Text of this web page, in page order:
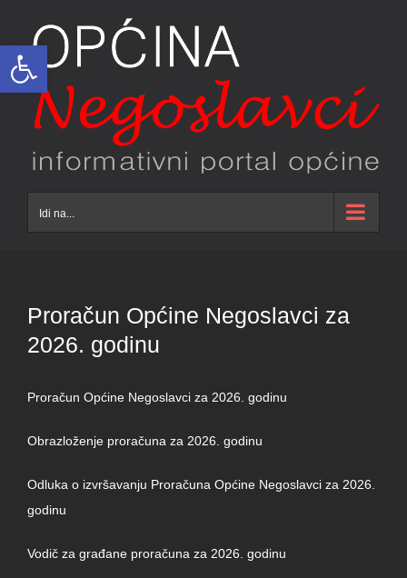
Open toolbar
content
Idi na...
Proračun Općine Negoslavci za
2026. godinu
Proračun Općine Negoslavci za 2026. godinu
Obrazloženje proračuna za 2026. godinu
Odluka o izvršavanju Proračuna Općine Negoslavci za 2026.
godinu
Vodič za građane proračuna za 2026. godinu